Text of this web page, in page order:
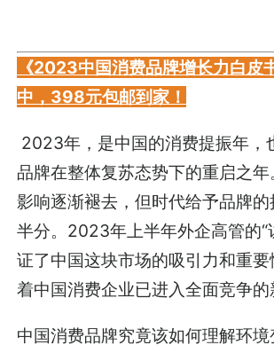
《2023中国消费品牌增长力白皮
中，398元包邮到家！
2023年，是中国的消费提振年，
品牌在整体复苏态势下的重启之
影响逐渐褪去，但时代给予品牌
半分。2023年上半年外企高管的“
证了中国这块市场的吸引力和重
着中国消费企业已进入全面竞争的
中国消费品牌究竟该如何理解环